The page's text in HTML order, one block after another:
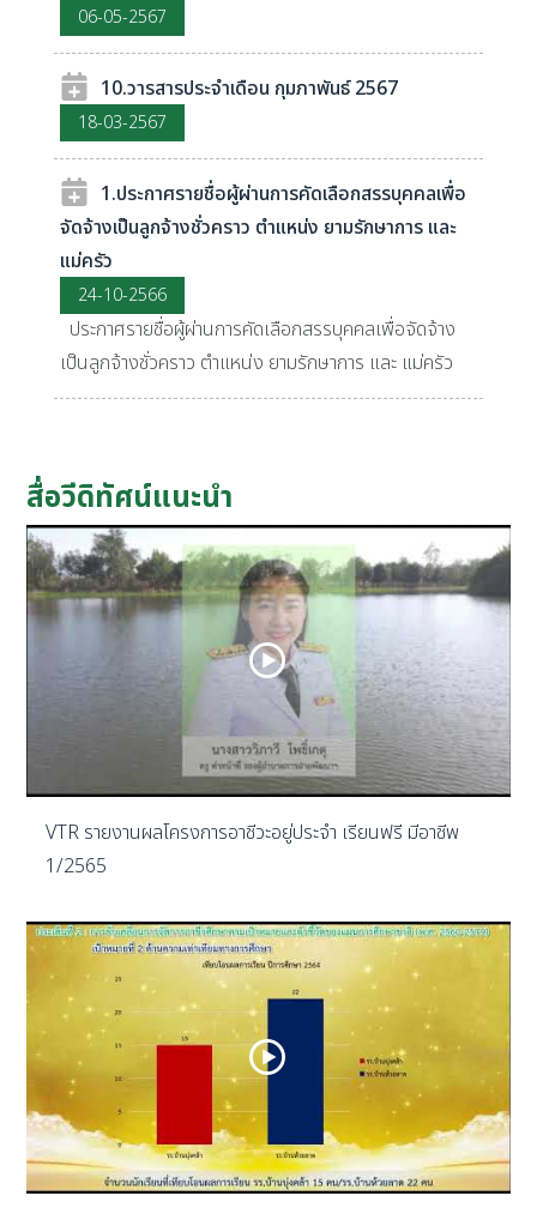
06-05-2567
10.วารสารประจำเดือน กุมภาพันธ์ 2567
18-03-2567
1.ประกาศรายชื่อผู้ผ่านการคัดเลือกสรรบุคคลเพื่อ
จัดจ้างเป็นลูกจ้างชั่วคราว ตำแหน่ง ยามรักษาการ และ
แม่ครัว
24-10-2566
ประกาศรายชื่อผู้ผ่านการคัดเลือกสรรบุคคลเพื่อจัดจ้าง
เป็นลูกจ้างชั่วคราว ตำแหน่ง ยามรักษาการ และ แม่ครัว
สื่อวีดิทัศน์แนะนำ
VTR รายงานผลโครงการอาชีวะอยู่ประจำ เรียนฟรี มีอาชีพ
1/2565